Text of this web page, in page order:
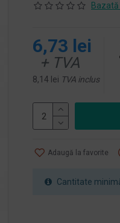
Bazată
6,73 lei
+ TVA
8,14 lei TVA inclus
Adaugă la favorite
Cantitate